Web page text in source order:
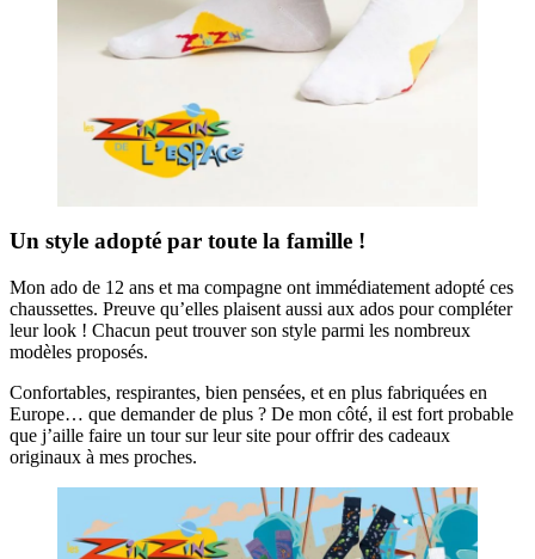
Un style adopté par toute la famille !
Mon ado de 12 ans et ma compagne ont immédiatement adopté ces
chaussettes. Preuve qu’elles plaisent aussi aux ados pour compléter
leur look ! Chacun peut trouver son style parmi les nombreux
modèles proposés.
Confortables, respirantes, bien pensées, et en plus fabriquées en
Europe… que demander de plus ? De mon côté, il est fort probable
que j’aille faire un tour sur leur site pour offrir des cadeaux
originaux à mes proches.